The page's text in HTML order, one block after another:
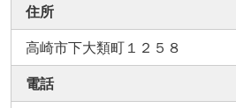
住所
高崎市下大類町１２５８
電話